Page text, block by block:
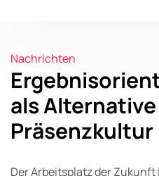
Nachrichten
als
Präsenzkultur
Der Arbeitsplatz der